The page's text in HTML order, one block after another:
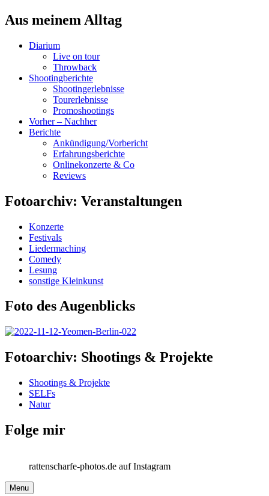
Aus meinem Alltag
Diarium
Live on tour
Throwback
Shootingberichte
Shootingerlebnisse
Tourerlebnisse
Promoshootings
Vorher – Nachher
Berichte
Ankündigung/Vorbericht
Erfahrungsberichte
Onlinekonzerte & Co
Reviews
Fotoarchiv: Veranstaltungen
Konzerte
Festivals
Liedermaching
Comedy
Lesung
sonstige Kleinkunst
Foto des Augenblicks
Fotoarchiv: Shootings & Projekte
Shootings & Projekte
SELFs
Natur
Folge mir
rattenscharfe-photos.de auf Instagram
Menu